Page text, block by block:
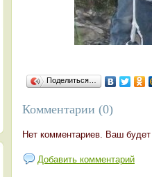
Поделиться…
Комментарии (0)
Нет комментариев. Ваш
Добавить комментарий